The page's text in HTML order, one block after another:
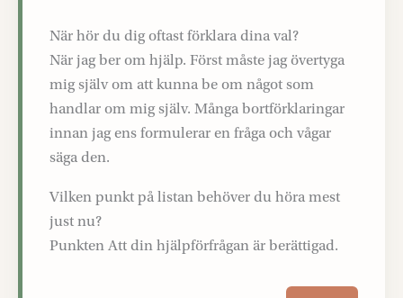
När hör du dig oftast förklara dina val?
När jag ber om hjälp. Först måste jag övertyga
mig själv om att kunna be om något som
handlar om mig själv. Många bortförklaringar
innan jag ens formulerar en fråga och vågar
säga den.
Vilken punkt på listan behöver du höra mest
just nu?
Punkten Att din hjälpförfrågan är berättigad.